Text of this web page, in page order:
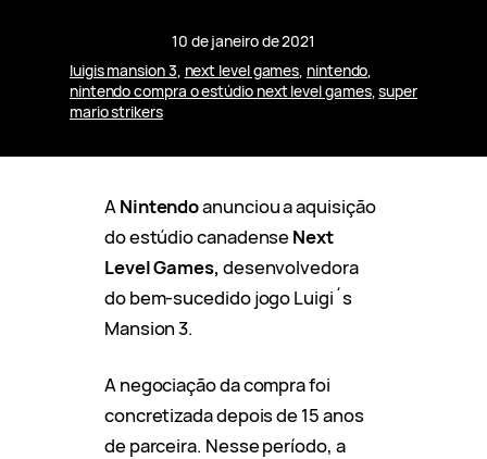
10 de janeiro de 2021
luigis mansion 3, next level games, nintendo
nintendo compra o estúdio next level games, super
mario strikers
ANintendoanunciou a aquisição
do estúdio canadenseNext
Level Games, desenvolvedora
do bem-sucedido jogo Luigi´s
Mansion 3.
A negociação da compra foi
concretizada depois de 15 anos
de parceira. Nesse período, a